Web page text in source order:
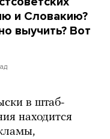
и Словакию?
выучить? Вот
в штаб-
находится